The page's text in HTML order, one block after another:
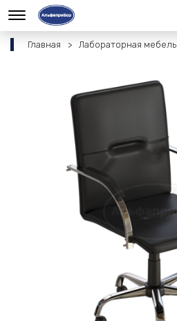
Главная Лабораторная мебель